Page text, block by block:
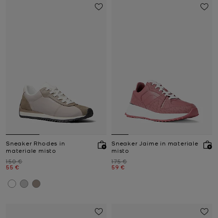
Sneaker Rhodes in
materiale misto
Prezzo iniziale
150 €
Prezzo attuale
55 €
Sneaker Jaime in materiale
misto
Prezzo iniziale
175 €
Prezzo attuale
59 €